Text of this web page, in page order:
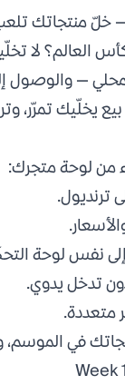
— خلّ منتجاتك
العالم؟ لا
— والوصول
بيع يخلّيك
من لوحة متجرك:
ترنديول.
نفس لوحة
تدخل يدوي.
متعددة.
في